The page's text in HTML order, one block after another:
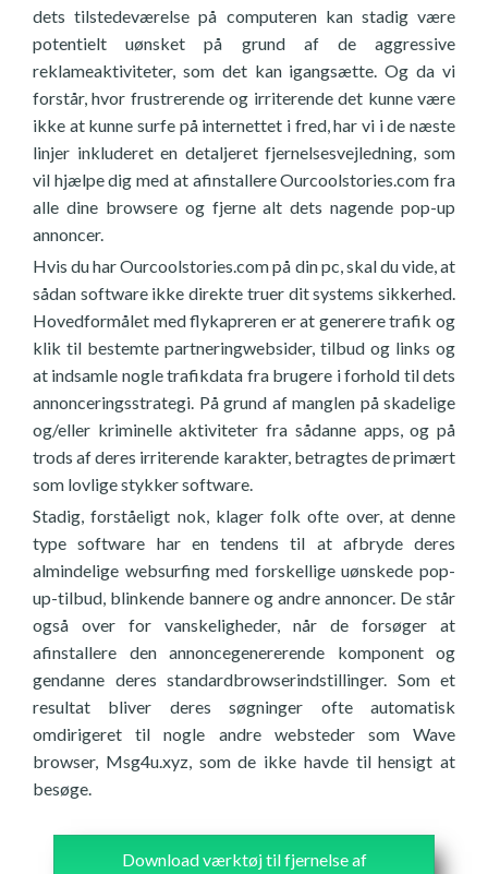
dets tilstedeværelse på computeren kan stadig være
potentielt uønsket på grund af de aggressive
reklameaktiviteter, som det kan igangsætte. Og da vi
forstår, hvor frustrerende og irriterende det kunne være
ikke at kunne surfe på internettet i fred, har vi i de næste
linjer inkluderet en detaljeret fjernelsesvejledning, som
vil hjælpe dig med at afinstallere Ourcoolstories.com fra
alle dine browsere og fjerne alt dets nagende pop-up
annoncer.
Hvis du har Ourcoolstories.com på din pc, skal du vide, at
sådan software ikke direkte truer dit systems sikkerhed.
Hovedformålet med flykapreren er at generere trafik og
klik til bestemte partneringwebsider, tilbud og links og
at indsamle nogle trafikdata fra brugere i forhold til dets
annonceringsstrategi. På grund af manglen på skadelige
og/eller kriminelle aktiviteter fra sådanne apps, og på
trods af deres irriterende karakter, betragtes de primært
som lovlige stykker software.
Stadig, forståeligt nok, klager folk ofte over, at denne
type software har en tendens til at afbryde deres
almindelige websurfing med forskellige uønskede pop-
up-tilbud, blinkende bannere og andre annoncer. De står
også over for vanskeligheder, når de forsøger at
afinstallere den annoncegenererende komponent og
gendanne deres standardbrowserindstillinger. Som et
resultat bliver deres søgninger ofte automatisk
omdirigeret til nogle andre websteder som Wave
browser, Msg4u.xyz, som de ikke havde til hensigt at
besøge.
Download værktøj til fjernelse af